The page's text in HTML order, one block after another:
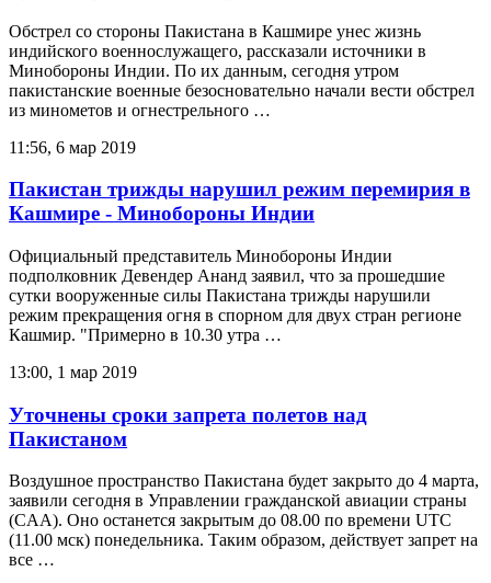
Обстрел со стороны Пакистана в Кашмире унес жизнь
индийского военнослужащего, рассказали источники в
Минобороны Индии. По их данным, сегодня утром
пакистанские военные безосновательно начали вести обстрел
из минометов и огнестрельного …
11:56, 6 мар 2019
Пакистан трижды нарушил режим перемирия в
Кашмире - Минобороны Индии
Официальный представитель Минобороны Индии
подполковник Девендер Ананд заявил, что за прошедшие
сутки вооруженные силы Пакистана трижды нарушили
режим прекращения огня в спорном для двух стран регионе
Кашмир. "Примерно в 10.30 утра …
13:00, 1 мар 2019
Уточнены сроки запрета полетов над
Пакистаном
Воздушное пространство Пакистана будет закрыто до 4 марта,
заявили сегодня в Управлении гражданской авиации страны
(CAA). Оно останется закрытым до 08.00 по времени UTC
(11.00 мск) понедельника. Таким образом, действует запрет на
все …